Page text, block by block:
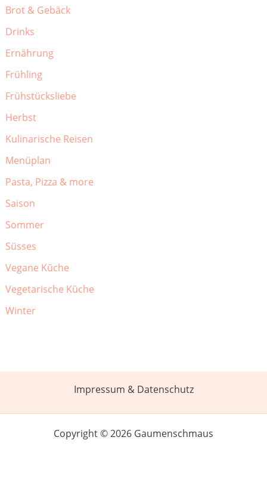
Brot & Gebäck
Drinks
Ernährung
Frühling
Frühstücksliebe
Herbst
Kulinarische Reisen
Menüplan
Pasta, Pizza & more
Saison
Sommer
Süsses
Vegane Küche
Vegetarische Küche
Winter
Impressum & Datenschutz
Copyright © 2026 Gaumenschmaus